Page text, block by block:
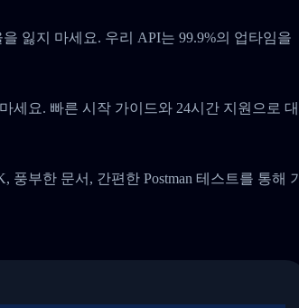
잃지 마세요. 우리 API는 99.9%의 업타임을
세요. 빠른 시작 가이드와 24시간 지원으로 대
풍부한 문서, 간편한 Postman 테스트를 통해 기